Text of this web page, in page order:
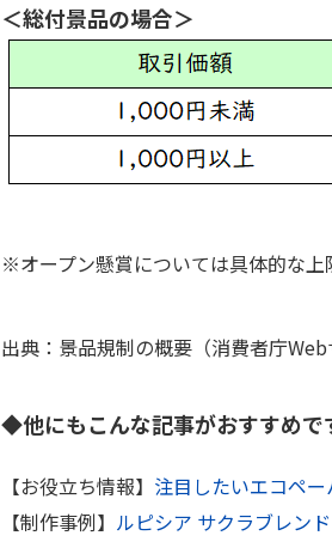
＜総付景品の場合＞
※オープン懸賞については具体的な上
出典：景品規制の概要（消費者庁Web
◆他にもこんな記事がおすすめ
【お役立ち情報】 注目したいエコペ
【制作事例】 ルピシア サクラブレン